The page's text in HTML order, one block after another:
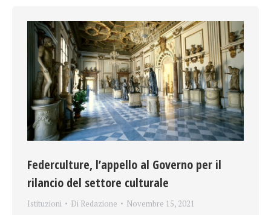
Federculture, l’appello al Governo per il
rilancio del settore culturale
Istituzioni Di Redazione Novembre 15, 2021